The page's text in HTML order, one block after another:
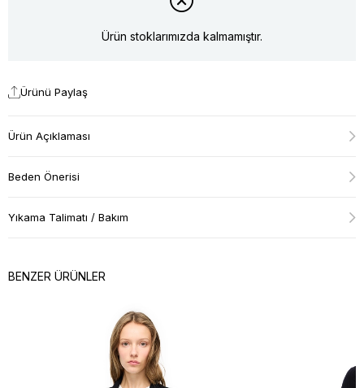
Ürün stoklarımızda kalmamıştır.
Ürünü Paylaş
Ürün Açıklaması
Beden Önerisi
Yıkama Talimatı / Bakım
BENZER ÜRÜNLER